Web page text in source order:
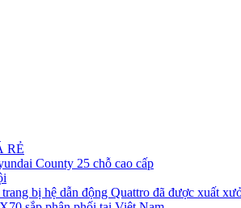
RẺ
County 25 chỗ cao cấp
bị hệ dẫn động Quattro đã được xuất